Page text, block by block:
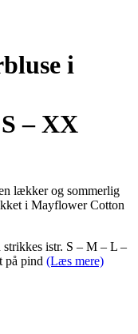
i
– XX
lækker og sommerlig
i Mayflower Cotton
istr. S – M – L –
pind (Læs mere)